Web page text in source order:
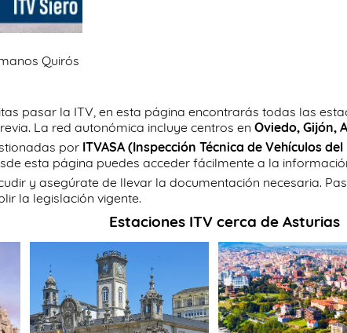
Quirós
pasar la ITV, en esta página encontrarás todas las
La red autonómica incluye centros enOviedo, Gijón,
por ITVASA (Inspección Técnica de Vehículos
esta página puedes acceder fácilmente a la
y asegúrate de llevar la documentación necesaria.
la legislación vigente.
Estaciones ITV cerca de Asturias